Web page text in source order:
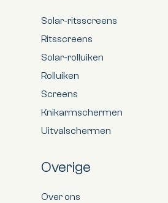
Solar-ritsscreens
Ritsscreens
Solar-rolluiken
Rolluiken
Screens
Knikarmschermen
Uitvalschermen
Overige
Over ons